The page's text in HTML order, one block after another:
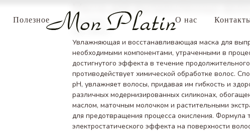
Полезное О нас
Маска для выпрямленных
Mon Platin
SKU: MP517
Увлажняющая и восстанавливающая маска для
необходимыми компонентами, утраченными в
достигнутого эффекта в течение
противодействует химической обработке волос.
рН, увлажняет волосы, придавая им гибкость и
различных модернизированных силиконах,
маслом, маточным молочком и растительными
для предотвращения процесса окисления.
электростатического эффекта на поверхности